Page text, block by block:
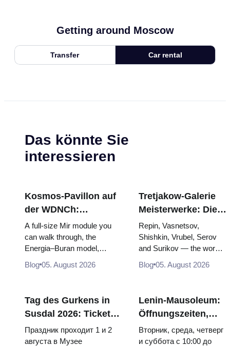
Getting around Moscow
Transfer Car rental
Das könnte Sie
interessieren
Kosmos-Pavillon auf
der WDNCh:
Russlands größte
Raumfahrtausstellung
von innen
A full-size Mir module you
can walk through, the
Energia–Buran model,
and 120 pieces of flight...
Blog 05. August 2026
Tretjakow-Galerie
Meisterwerke: Die
Gemälde, wegen
derer sich die Reise
lohnt
Repin, Vasnetsov,
Shishkin, Vrubel, Serov
and Surikov — the works
they hang, and why
Blog 05. August 2026
Tag des Gurkens in
Susdal 2026: Tickets,
Termine und wie man
von Moskau aus
Праздник проходит 1 и 2
августа в Музее
Lenin-Mausoleum:
Öffnungszeiten,
Eintritt und die
Hauptverwechslung
Вторник, среда, четверг
и суббота с 10:00 до